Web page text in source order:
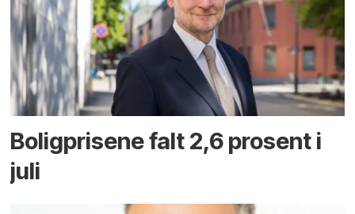
Boligprisene falt 2,6 prosent i
juli